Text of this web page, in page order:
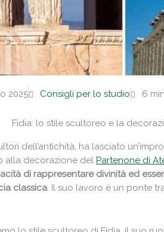
2025 Consigli per lo studio 6
Fidia: lo stile scultoreo e la
dell’antichità, ha lasciato
alla decorazione del Partenone di
di rappresentare divinità ed
classica. Il suo lavoro è un ponte